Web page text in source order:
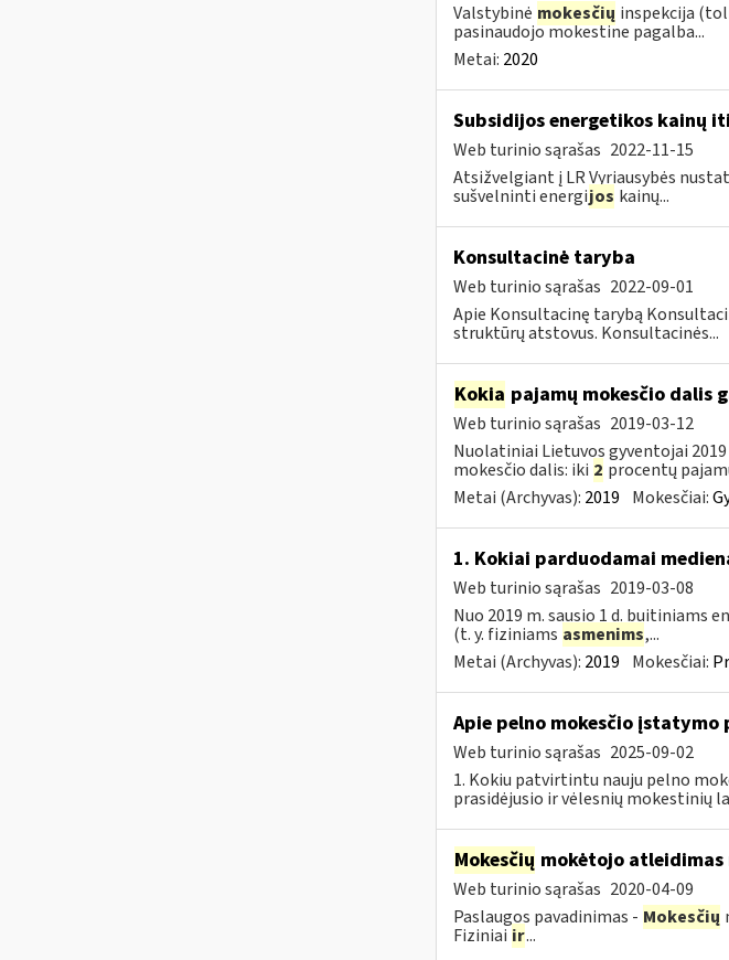
Valstybinė mokesčių inspekcija
pasinaudojo mokestine pagalba...
Metai: 2020
Subsidijos energetikos kainų
Web turinio sąrašas 2022-11-15
Atsižvelgiant į LR Vyriausybės
sušvelninti energijos kainų...
Konsultacinė taryba
Web turinio sąrašas 2022-09-01
Apie Konsultacinę tarybą
struktūrų atstovus. Konsultacinės...
Kokia pajamų mokesčio dalis
Web turinio sąrašas 2019-03-12
Nuolatiniai Lietuvos gyventojai
mokesčio dalis: iki 2 procentų
Metai (Archyvas): 2019 Mokesčiai:
1. Kokiai parduodamai
Web turinio sąrašas 2019-03-08
Nuo 2019 m. sausio 1 d. buitiniams
(t. y. fiziniams asmenims,...
Metai (Archyvas): 2019 Mokesčiai:
Apie pelno mokesčio įstatymo
Web turinio sąrašas 2025-09-02
1. Kokiu patvirtintu nauju pelno
prasidėjusio ir vėlesnių mokestinių
Mokesčių mokėtojo
Web turinio sąrašas 2020-04-09
Paslaugos pavadinimas - Mokesčių
Fiziniai ir...